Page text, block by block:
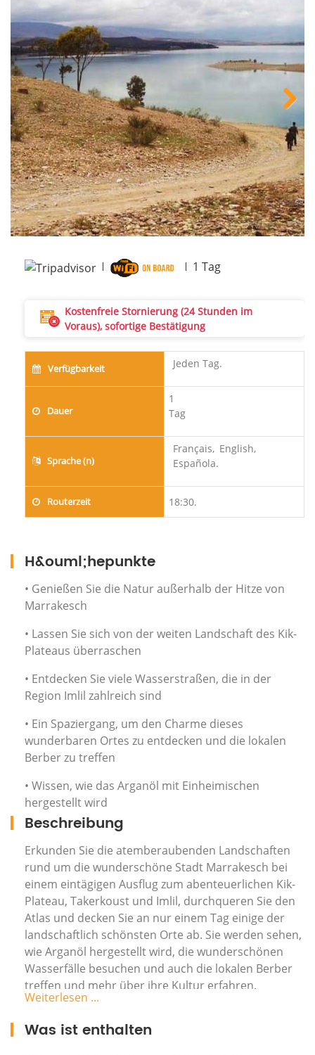
Next
1 Tag
Kostenfreie Stornierung (24 Stunden im
Voraus), sofortige Bestätigung
Verfügbarkeit Jeden Tag.
Dauer
1
Tag
Sprache (n)
Français, English,
Española.
Routerzeit 18:30.
H&ouml;hepunkte
• Genießen Sie die Natur außerhalb der Hitze von
Marrakesch
• Lassen Sie sich von der weiten Landschaft des Kik-
Plateaus überraschen
• Entdecken Sie viele Wasserstraßen, die in der
Region Imlil zahlreich sind
• Ein Spaziergang, um den Charme dieses
wunderbaren Ortes zu entdecken und die lokalen
Berber zu treffen
• Wissen, wie das Arganöl mit Einheimischen
hergestellt wird
Beschreibung
Erkunden Sie die atemberaubenden Landschaften
rund um die wunderschöne Stadt Marrakesch bei
einem eintägigen Ausflug zum abenteuerlichen Kik-
Plateau, Takerkoust und Imlil, durchqueren Sie den
Atlas und decken Sie an nur einem Tag einige der
landschaftlich schönsten Orte ab. Sie werden sehen,
wie Arganöl hergestellt wird, die wunderschönen
Wasserfälle besuchen und auch die lokalen Berber
treffen und mehr über ihre Kultur erfahren.
Ihrer Unterkunft oder von einem Treffpunkt aus,
Weiterlesen ...
Was ist enthalten